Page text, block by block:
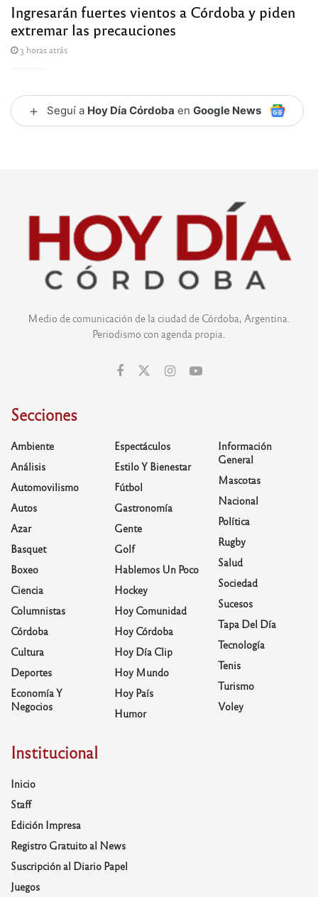
Ingresarán fuertes vientos a Córdoba y piden
extremar las precauciones
3 horas atrás
+ Seguí a Hoy Día Córdoba en Google News
Medio de comunicación de la ciudad de Córdoba, Argentina.
Periodismo con agenda propia.
Secciones
Ambiente
Análisis
Automovilismo
Autos
Azar
Basquet
Boxeo
Ciencia
Columnistas
Córdoba
Cultura
Deportes
Economía Y
Negocios
Espectáculos
Estilo Y Bienestar
Fútbol
Gastronomía
Gente
Golf
Hablemos Un Poco
Hockey
Hoy Comunidad
Hoy Córdoba
Hoy Día Clip
Hoy Mundo
Hoy País
Humor
Información
General
Mascotas
Nacional
Política
Rugby
Salud
Sociedad
Sucesos
Tapa Del Día
Tecnología
Tenis
Turismo
Voley
Institucional
Inicio
Staff
Edición Impresa
Registro Gratuito al News
Suscripción al Diario Papel
Juegos